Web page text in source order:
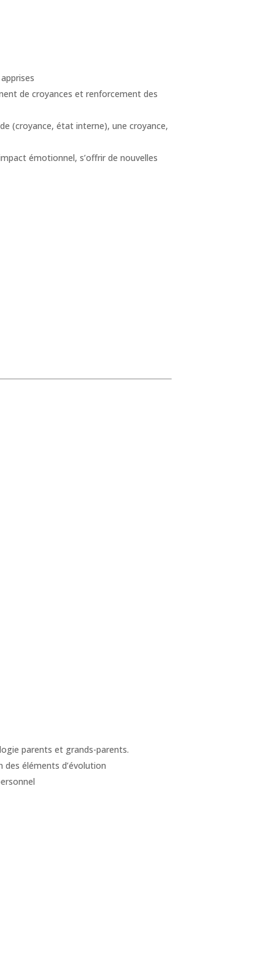
de croyances et renforcement des
(croyance, état interne), une croyance,
émotionnel, s’offrir de nouvelles
parents et grands-parents.
éléments d’évolution